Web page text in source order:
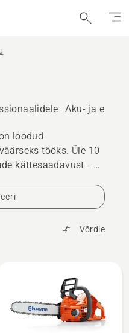
Aku- ja
loodud
tööks. Üle 10
kättesaadavust –
vajadusel alati
Võrdle